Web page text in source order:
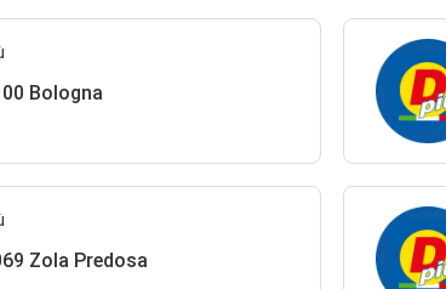
Bologna
Zola Predosa